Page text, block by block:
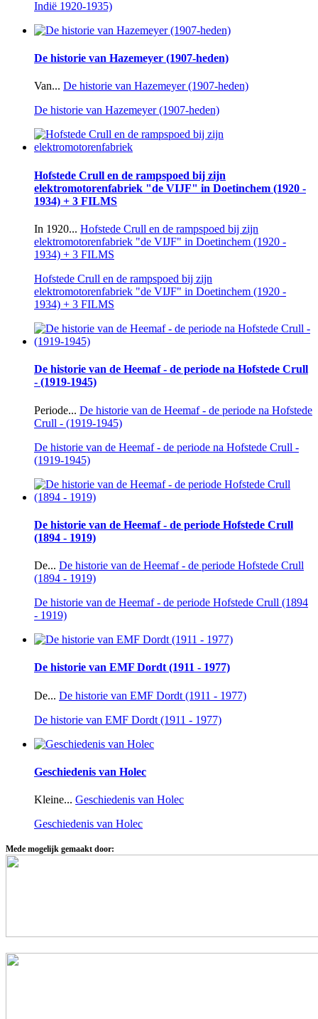
Indië 1920-1935)
De historie van Hazemeyer (1907-heden)
Van... De historie van Hazemeyer (1907-heden)
De historie van Hazemeyer (1907-heden)
Hofstede Crull en de rampspoed bij zijn
elektromotorenfabriek "de VIJF" in Doetinchem (1920 -
1934) + 3 FILMS
In 1920... Hofstede Crull en de rampspoed bij zijn
elektromotorenfabriek "de VIJF" in Doetinchem (1920 -
1934) + 3 FILMS
Hofstede Crull en de rampspoed bij zijn
elektromotorenfabriek "de VIJF" in Doetinchem (1920 -
1934) + 3 FILMS
De historie van de Heemaf - de periode na Hofstede Crull
- (1919-1945)
Periode... De historie van de Heemaf - de periode na Hofstede
Crull - (1919-1945)
De historie van de Heemaf - de periode na Hofstede Crull -
(1919-1945)
De historie van de Heemaf - de periode Hofstede Crull
(1894 - 1919)
De... De historie van de Heemaf - de periode Hofstede Crull
(1894 - 1919)
De historie van de Heemaf - de periode Hofstede Crull (1894
- 1919)
De historie van EMF Dordt (1911 - 1977)
De... De historie van EMF Dordt (1911 - 1977)
De historie van EMF Dordt (1911 - 1977)
Geschiedenis van Holec
Kleine... Geschiedenis van Holec
Geschiedenis van Holec
Mede mogelijk gemaakt door: